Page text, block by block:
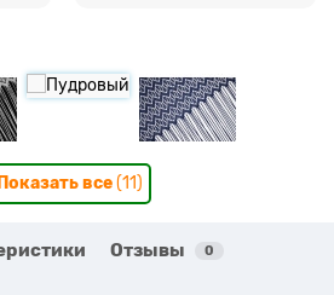
Показать все(11)
Отзывы 0